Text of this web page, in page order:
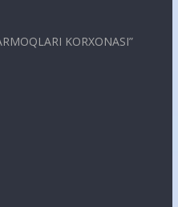
KORXONASI”